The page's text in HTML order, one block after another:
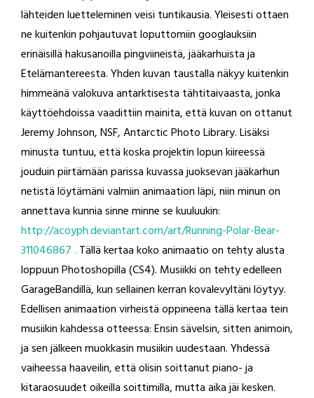
lähteiden luetteleminen veisi tuntikausia. Yleisesti ottaen
ne kuitenkin pohjautuvat loputtomiin googlauksiin
erinäisillä hakusanoilla pingviineistä, jääkarhuista ja
Etelämantereesta. Yhden kuvan taustalla näkyy kuitenkin
himmeänä valokuva antarktisesta tähtitaivaasta, jonka
käyttöehdoissa vaadittiin mainita, että kuvan on ottanut
Jeremy Johnson, NSF, Antarctic Photo Library. Lisäksi
minusta tuntuu, että koska projektin lopun kiireessä
jouduin piirtämään parissa kuvassa juoksevan jääkarhun
netistä löytämäni valmiin animaation läpi, niin minun on
annettava kunnia sinne minne se kuuluukin:
http://acoyph.deviantart.com/art/Running-Polar-Bear-
311046867 . Tällä kertaa koko animaatio on tehty alusta
loppuun Photoshopilla (CS4). Musiikki on tehty edelleen
GarageBandillä, kun sellainen kerran kovalevyltäni löytyy.
Edellisen animaation virheistä oppineena tällä kertaa tein
musiikin kahdessa otteessa: Ensin sävelsin, sitten animoin,
ja sen jälkeen muokkasin musiikin uudestaan. Yhdessä
vaiheessa haaveilin, että olisin soittanut piano- ja
kitaraosuudet oikeilla soittimilla, mutta aika jäi kesken.